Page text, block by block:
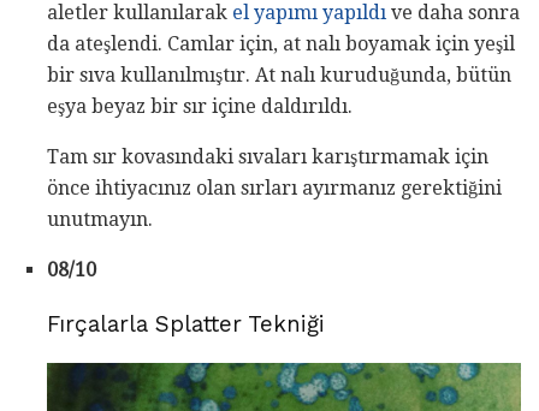
aletler kullanılarak el yapımı yapıldı ve daha sonra
da ateşlendi. Camlar için, at nalı boyamak için yeşil
bir sıva kullanılmıştır. At nalı kuruduğunda, bütün
eşya beyaz bir sır içine daldırıldı.
Tam sır kovasındaki sıvaları karıştırmamak için
önce ihtiyacınız olan sırları ayırmanız gerektiğini
unutmayın.
08/10
Fırçalarla Splatter Tekniği